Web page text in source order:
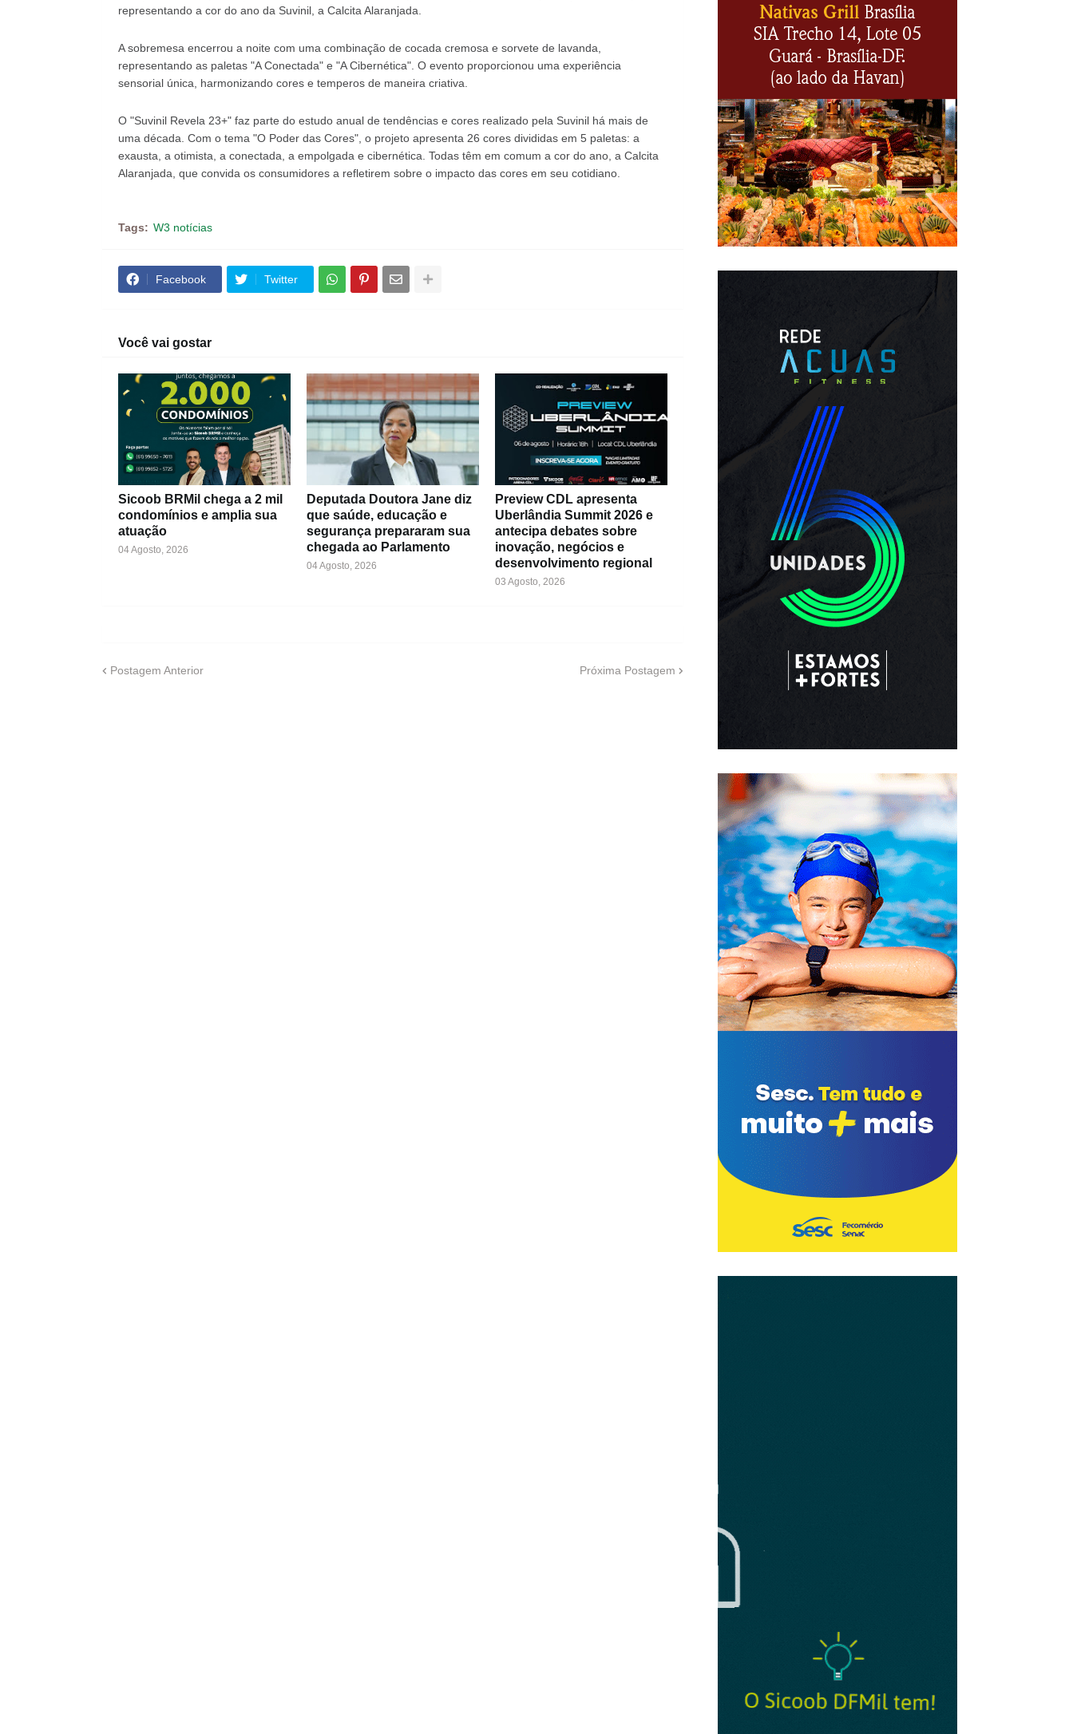
representando a cor do ano da Suvinil, a Calcita Alaranjada.
A sobremesa encerrou a noite com uma combinação de cocada cremosa e sorvete de lavanda,
representando as paletas "A Conectada" e "A Cibernética". O evento proporcionou uma experiência
sensorial única, harmonizando cores e temperos de maneira criativa.
O "Suvinil Revela 23+" faz parte do estudo anual de tendências e cores realizado pela Suvinil há mais de
uma década. Com o tema "O Poder das Cores", o projeto apresenta 26 cores divididas em 5 paletas: a
exausta, a otimista, a conectada, a empolgada e cibernética. Todas têm em comum a cor do ano, a Calcita
Alaranjada, que convida os consumidores a refletirem sobre o impacto das cores em seu cotidiano.
Tags: W3 notícias
Facebook Twitter
Você vai gostar
Sicoob BRMil chega a 2 mil
condomínios e amplia sua
atuação
04 Agosto, 2026
Deputada Doutora Jane diz
que saúde, educação e
segurança prepararam sua
chegada ao Parlamento
04 Agosto, 2026
Preview CDL apresenta
Uberlândia Summit 2026 e
antecipa debates sobre
inovação, negócios e
desenvolvimento regional
03 Agosto, 2026
Postagem Anterior Próxima Postagem